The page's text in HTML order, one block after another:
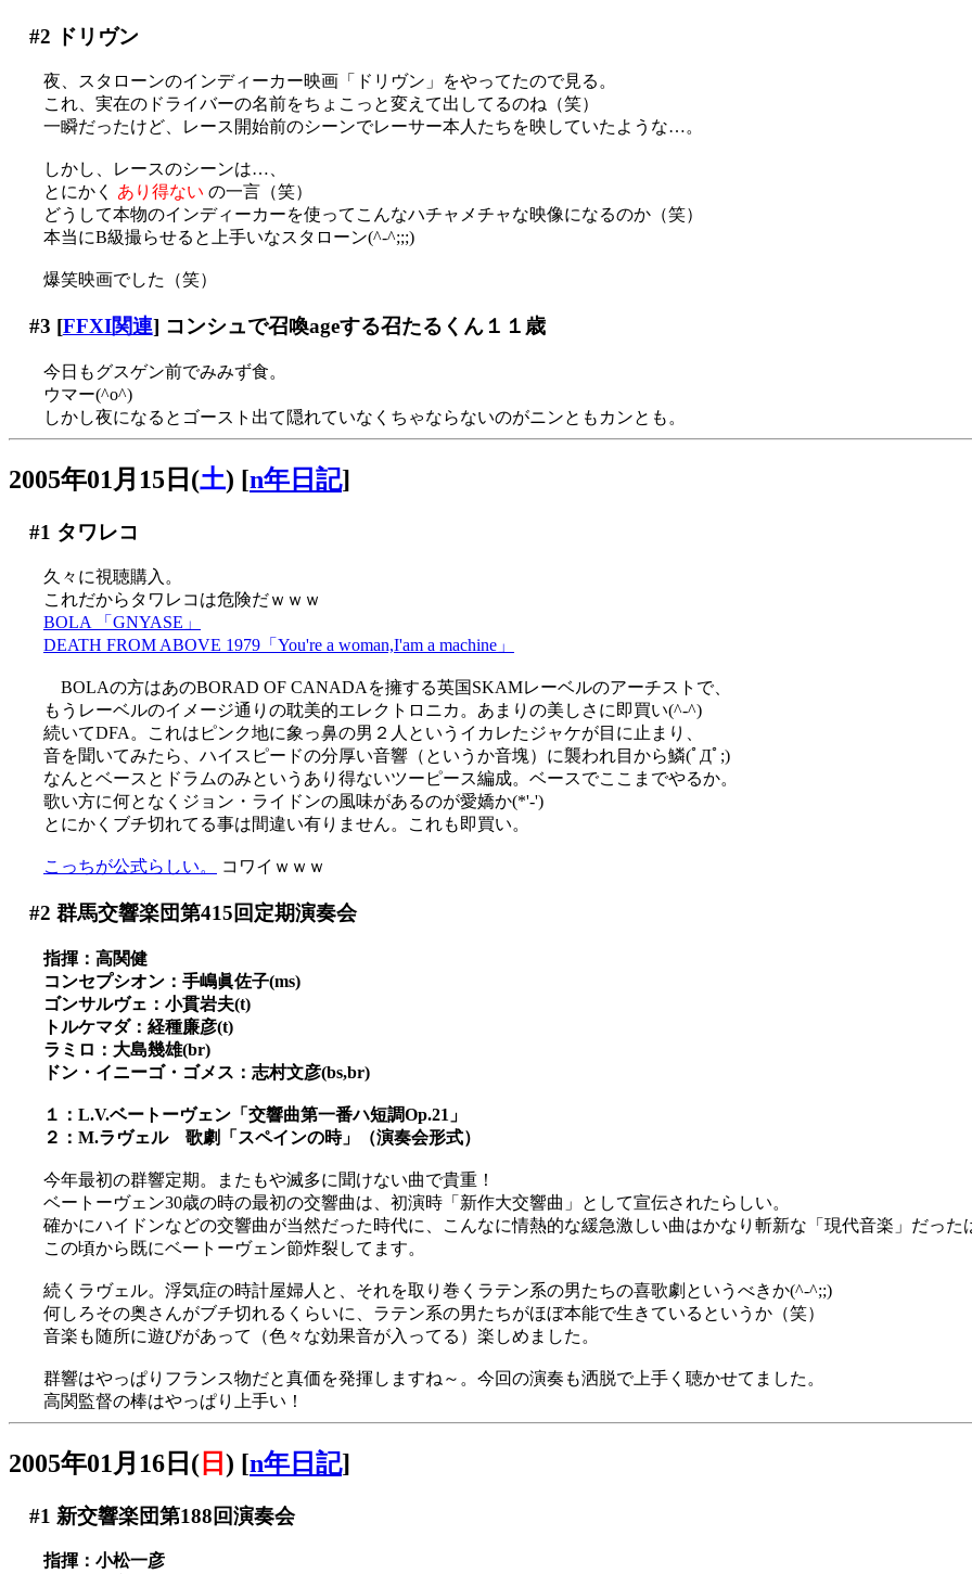
#2 ドリヴン
夜、スタローンのインディーカー映画「ドリヴン」をやってたので見る。
これ、実在のドライバーの名前をちょこっと変えて出してるのね（笑）
一瞬だったけど、レース開始前のシーンでレーサー本人たちを映していたような…。
しかし、レースのシーンは…、
とにかく あり得ない の一言（笑）
どうして本物のインディーカーを使ってこんなハチャメチャな映像になるのか（笑）
本当にB級撮らせると上手いなスタローン(^-^;;;)
爆笑映画でした（笑）
#3 [FFXI関連] コンシュで召喚ageする召たるくん１１歳
今日もグスゲン前でみみず食。
ウマー(^o^)
しかし夜になるとゴースト出て隠れていなくちゃならないのがニンともカンとも。
2005年01月15日(土) [n年日記]
#1 タワレコ
久々に視聴購入。
これだからタワレコは危険だｗｗｗ
BOLA 「GNYASE」
DEATH FROM ABOVE 1979「You're a woman,I'am a machine」
BOLAの方はあのBORAD OF CANADAを擁する英国SKAMレーベルのアーチストで、
もうレーベルのイメージ通りの耽美的エレクトロニカ。あまりの美しさに即買い(^-^)
続いてDFA。これはピンク地に象っ鼻の男２人というイカレたジャケが目に止まり、
音を聞いてみたら、ハイスピードの分厚い音響（というか音塊）に襲われ目から鱗(ﾟДﾟ;)
なんとベースとドラムのみというあり得ないツーピース編成。ベースでここまでやるか。
歌い方に何となくジョン・ライドンの風味があるのが愛嬌か(*'-')
とにかくブチ切れてる事は間違い有りません。これも即買い。
こっちが公式らしい。 コワイｗｗｗ
#2 群馬交響楽団第415回定期演奏会
指揮：高関健
コンセプシオン：手嶋眞佐子(ms)
ゴンサルヴェ：小貫岩夫(t)
トルケマダ：経種廉彦(t)
ラミロ：大島幾雄(br)
ドン・イニーゴ・ゴメス：志村文彦(bs,br)
１：L.V.ベートーヴェン「交響曲第一番ハ短調Op.21」
２：M.ラヴェル 歌劇「スペインの時」（演奏会形式）
今年最初の群響定期。またもや滅多に聞けない曲で貴重！
ベートーヴェン30歳の時の最初の交響曲は、初演時「新作大交響曲」として宣伝されたらしい。
確かにハイドンなどの交響曲が当然だった時代に、こんなに情熱的な緩急激しい曲はかなり斬新な「現代音楽」だった
この頃から既にベートーヴェン節炸裂してます。
続くラヴェル。浮気症の時計屋婦人と、それを取り巻くラテン系の男たちの喜歌劇というべきか(^-^;;)
何しろその奥さんがブチ切れるくらいに、ラテン系の男たちがほぼ本能で生きているというか（笑）
音楽も随所に遊びがあって（色々な効果音が入ってる）楽しめました。
群響はやっぱりフランス物だと真価を発揮しますね～。今回の演奏も洒脱で上手く聴かせてました。
高関監督の棒はやっぱり上手い！
2005年01月16日( 日 ) [n年日記]
#1 新交響楽団第188回演奏会
指揮：小松一彦